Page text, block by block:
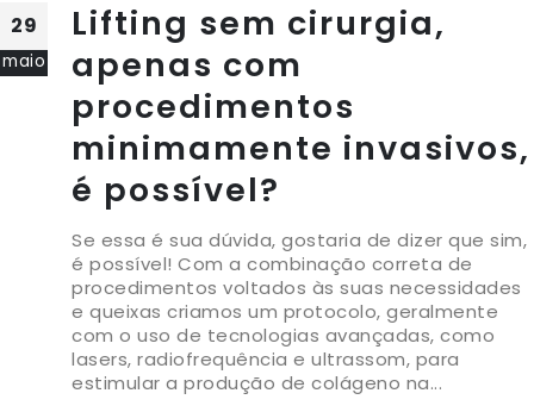
29
maio
Lifting sem cirurgia,
apenas com
procedimentos
minimamente invasivos,
é possível?
Se essa é sua dúvida, gostaria de dizer que sim,
é possível! Com a combinação correta de
procedimentos voltados às suas necessidades
e queixas criamos um protocolo, geralmente
com o uso de tecnologias avançadas, como
lasers, radiofrequência e ultrassom, para
estimular a produção de colágeno na...